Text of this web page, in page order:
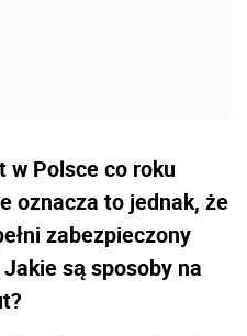
w Polsce co roku
oznacza to jednak, że
zabezpieczony
są sposoby na